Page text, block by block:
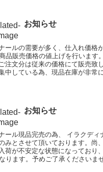
お知らせ
ールの需要が多く、仕入れ価格
品販売価格の値上げを行います
注文分は従来の価格にて販売致
中している為、現品在庫が非常
お知らせ
ール現品完売の為、 イラクディ
みとさせて頂いております。尚
荷が不安定な状態になっており
ります。予めご了承くださいま